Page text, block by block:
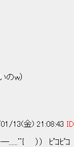
w）
13(金) 21:08:43
ﾋﾟｺﾋﾟｺ